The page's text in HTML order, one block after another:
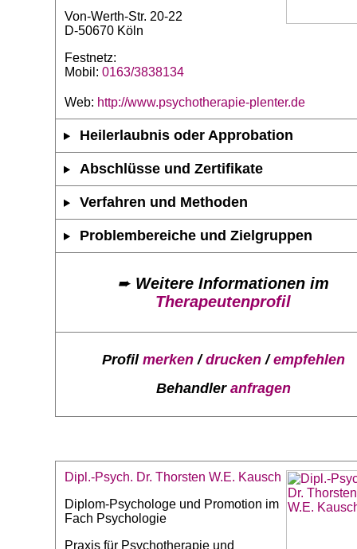
Von-Werth-Str. 20-22
D-50670 Köln
Festnetz:
Mobil: 0163/3838134
Web: http://www.psychotherapie-plenter.de
Heilerlaubnis oder Approbation
Abschlüsse und Zertifikate
Verfahren und Methoden
Problembereiche und Zielgruppen
➨ Weitere Informationen im
Therapeutenprofil
Profil merken/drucken/empfehlen
Behandler anfragen
Dipl.-Psych. Dr. Thorsten W.E. Kausch
Diplom-Psychologe und Promotion im
Fach Psychologie
Praxis für Psychotherapie und